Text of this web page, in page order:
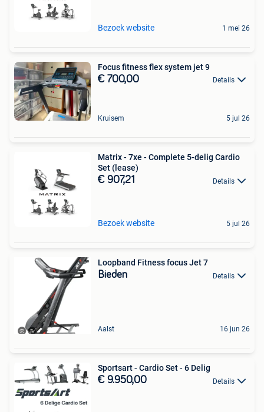
Bezoek website 1 mei 26
Focus fitness flex system jet 9
€ 700,00 Details
Kruisem 5 jul 26
Matrix - 7xe - Complete 5-delig Cardio
Set (lease)
€ 907,21 Details
Bezoek website 5 jul 26
Loopband Fitness focus Jet 7
Bieden Details
Aalst 16 jun 26
Sportsart - Cardio Set - 6 Delig
€ 9.950,00 Details